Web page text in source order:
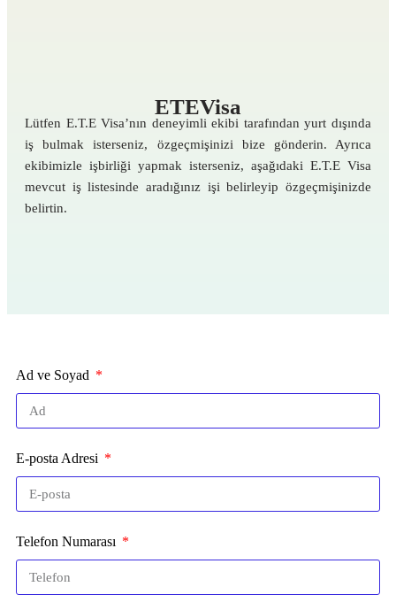
ETEVisa
Lütfen E.T.E Visa’nın deneyimli ekibi tarafından yurt dışında
iş bulmak isterseniz, özgeçmişinizi bize gönderin. Ayrıca
ekibimizle işbirliği yapmak isterseniz, aşağıdaki E.T.E Visa
mevcut iş listesinde aradığınız işi belirleyip özgeçmişinizde
belirtin.
Ad ve Soyad
E-posta Adresi
Telefon Numarası